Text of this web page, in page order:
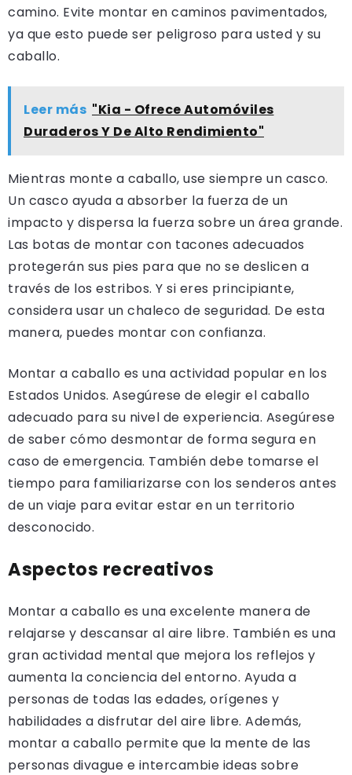
camino. Evite montar en caminos pavimentados,
ya que esto puede ser peligroso para usted y su
caballo.
Leer más "Kia - Ofrece Automóviles
Duraderos Y De Alto Rendimiento"
Mientras monte a caballo, use siempre un casco.
Un casco ayuda a absorber la fuerza de un
impacto y dispersa la fuerza sobre un área grande.
Las botas de montar con tacones adecuados
protegerán sus pies para que no se deslicen a
través de los estribos. Y si eres principiante,
considera usar un chaleco de seguridad. De esta
manera, puedes montar con confianza.
Montar a caballo es una actividad popular en los
Estados Unidos. Asegúrese de elegir el caballo
adecuado para su nivel de experiencia. Asegúrese
de saber cómo desmontar de forma segura en
caso de emergencia. También debe tomarse el
tiempo para familiarizarse con los senderos antes
de un viaje para evitar estar en un territorio
desconocido.
Aspectos recreativos
Montar a caballo es una excelente manera de
relajarse y descansar al aire libre. También es una
gran actividad mental que mejora los reflejos y
aumenta la conciencia del entorno. Ayuda a
personas de todas las edades, orígenes y
habilidades a disfrutar del aire libre. Además,
montar a caballo permite que la mente de las
personas divague e intercambie ideas sobre